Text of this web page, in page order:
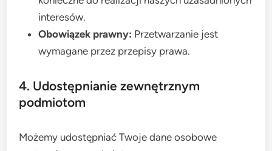
interesów.
Obowiązek prawny: Przetwarzanie jest
wymagane przez przepisy prawa.
4. Udostępnianie zewnętrznym
podmiotom
Możemy udostępniać Twoje dane osobowe